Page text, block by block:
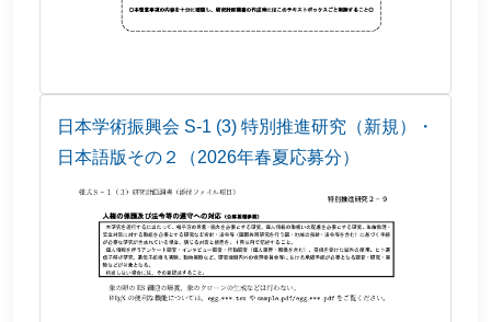
日本学術振興会 S-1 (3) 特別推進研究（新規）・
日本語版その２（2026年春夏応募分）